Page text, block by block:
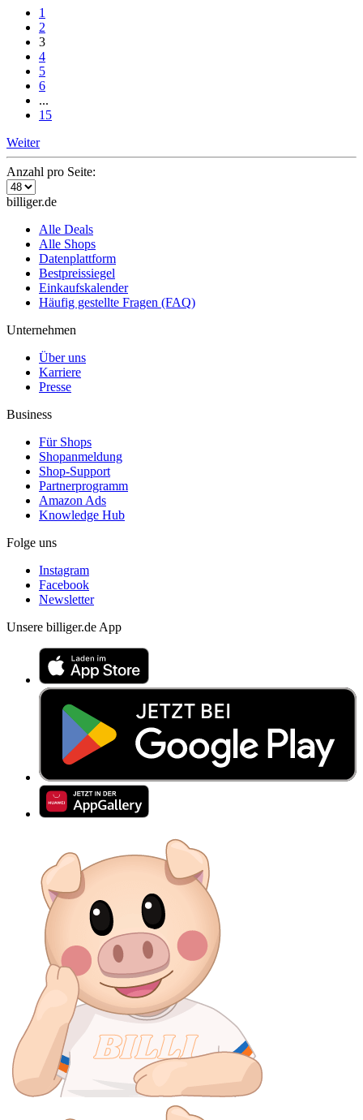
1
2
3
4
5
6
...
15
Weiter
Anzahl pro Seite:
billiger.de
Alle Deals
Alle Shops
Datenplattform
Bestpreissiegel
Einkaufskalender
Häufig gestellte Fragen (FAQ)
Unternehmen
Über uns
Karriere
Presse
Business
Für Shops
Shopanmeldung
Shop-Support
Partnerprogramm
Amazon Ads
Knowledge Hub
Folge uns
Instagram
Facebook
Newsletter
Unsere billiger.de App